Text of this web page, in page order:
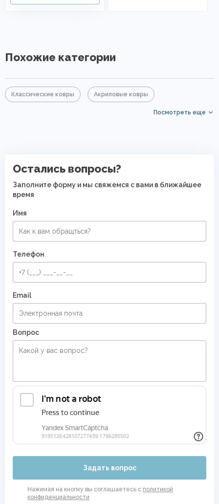
Похожие категории
Классические ковры Акриловые ковры
Посмотреть еще
Остались вопросы?
Заполните форму и мы свяжемся с вами в ближайшее
время
Имя
Телефон
Email
Вопрос
Задать вопрос
Нажимая на кнопку вы соглашаетесь с политикой
конфиденциальности